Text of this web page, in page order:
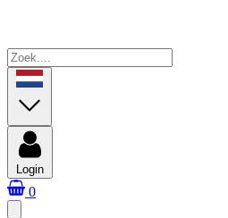
Login
0